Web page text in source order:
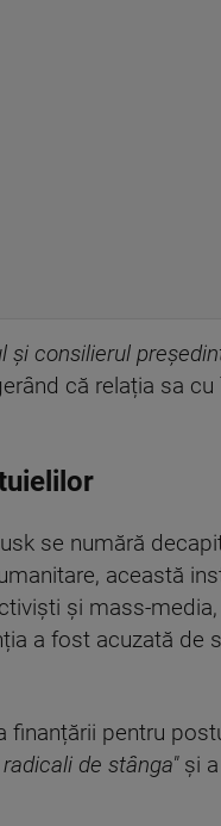
și consilierul
că relația sa
se numără
această
și mass-
a fost acuzată
pentru
radicali de stânga"și a